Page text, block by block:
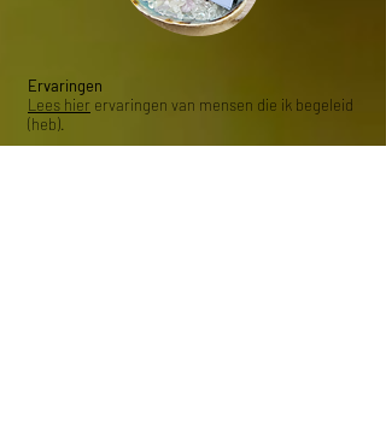
Ervaringen
Lees hier ervaringen van mensen die ik begeleid
(heb).